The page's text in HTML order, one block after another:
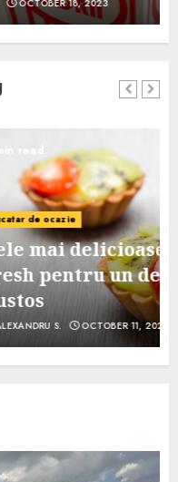
de tarte
sanatos si